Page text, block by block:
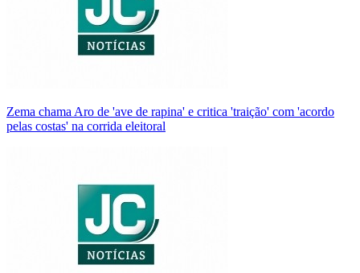
Zema chama Aro de 'ave de rapina' e critica 'traição' com 'acordo
pelas costas' na corrida eleitoral